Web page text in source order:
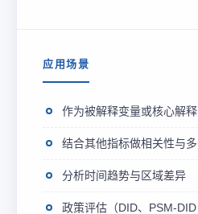
应用场景
作为被解释变量或核心解
结合其他指标做相关性与
分析时间趋势与区域差异
政策评估（DID、PSM-DID